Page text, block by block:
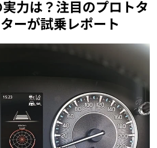
力は？注目のプロトタ
ーが試乗レポート